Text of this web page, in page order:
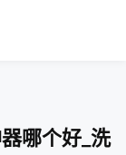
哪个好_洗